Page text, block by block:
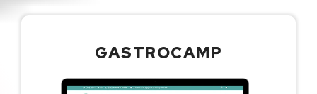
GASTROCAMP